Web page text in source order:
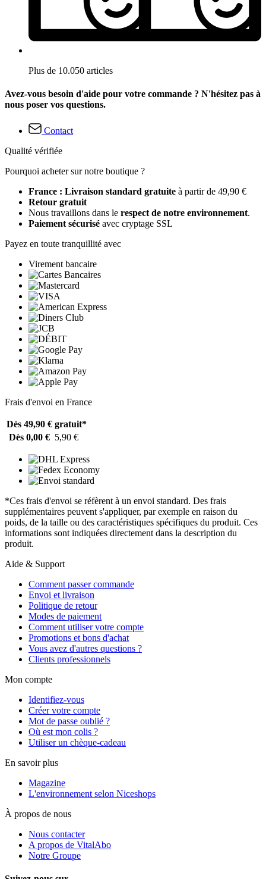
Plus de 10.050 articles
Avez-vous besoin d'aide pour votre commande ? N'hésitez pas à
nous poser vos questions.
Contact
Qualité vérifiée
Pourquoi acheter sur notre boutique ?
France : Livraison standard gratuite à partir de 49,90 €
Retour gratuit
Nous travaillons dans le respect de notre environnement.
Paiement sécurisé avec cryptage SSL
Payez en toute tranquillité avec
Virement bancaire
Frais d'envoi en France
Dès 49,90 € gratuit*
Dès 0,00 € 5,90 €
*Ces frais d'envoi se réfèrent à un envoi standard. Des frais
supplémentaires peuvent s'appliquer, par exemple en raison du
poids, de la taille ou des caractéristiques spécifiques du produit. Ces
informations sont indiquées directement dans la description du
produit.
Aide & Support
Comment passer commande
Envoi et livraison
Politique de retour
Modes de paiement
Comment utiliser votre compte
Promotions et bons d'achat
Vous avez d'autres questions ?
Clients professionnels
Mon compte
Identifiez-vous
Créer votre compte
Mot de passe oublié ?
Où est mon colis ?
Utiliser un chèque-cadeau
En savoir plus
Magazine
L'environnement selon Niceshops
À propos de nous
Nous contacter
A propos de VitalAbo
Notre Groupe